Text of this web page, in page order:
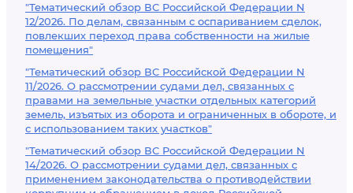
"Тематический обзор ВС Российской Федерации N
12/2026. По делам, связанным с оспариванием сделок,
повлекших переход права собственности на жилые
помещения"
"Тематический обзор ВС Российской Федерации N
11/2026. О рассмотрении судами дел, связанных с
правами на земельные участки отдельных категорий
земель, изъятых из оборота и ограниченных в обороте, и
с использованием таких участков"
"Тематический обзор ВС Российской Федерации N
14/2026. О рассмотрении судами дел, связанных с
применением законодательства о противодействии